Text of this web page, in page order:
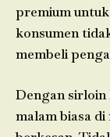
premium
konsumen
membeli
Dengan sirloin
malam biasa